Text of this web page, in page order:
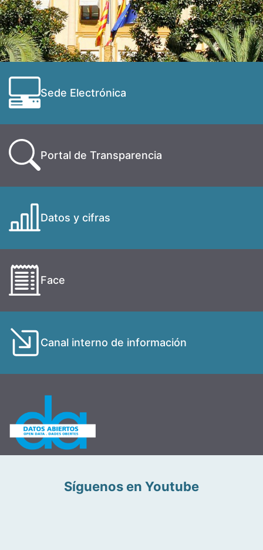
Sede Electrónica
Portal de Transparencia
Datos y cifras
Face
Canal interno de información
Síguenos en Youtube